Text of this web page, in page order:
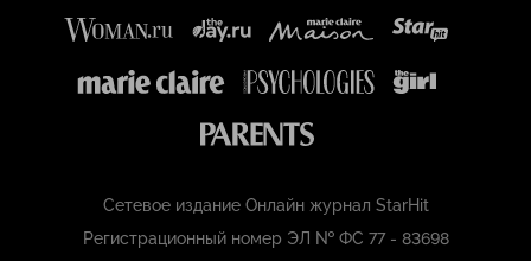
Сетевое издание Онлайн журнал StarHit
Регистрационный номер ЭЛ № ФС 77 - 83698